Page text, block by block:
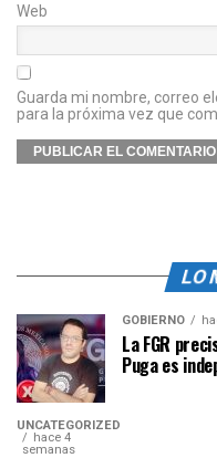
Web
Guarda mi nombre, correo
para la próxima vez que
LO
GOBIERNO
La FGR
Puga es
UNCATEGORIZED
hace 4
semanas